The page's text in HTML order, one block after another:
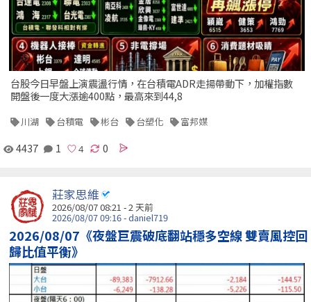
台股今日早盤上演震盪行情，在台積電ADR走揚帶動下，加權指數
開盤後一度大漲逾400點，最高來到44,8
川湖 台積電 彬台 台塑化 富邦媒
4437 1 0
莊家思維
2026/08/07 08:21 - 2 天前
2026/08/07 09:16 - daniel719
2026/08/07《夜盤巨震破底翻站穩多空線 雙賣風控回
歸比值平衡》